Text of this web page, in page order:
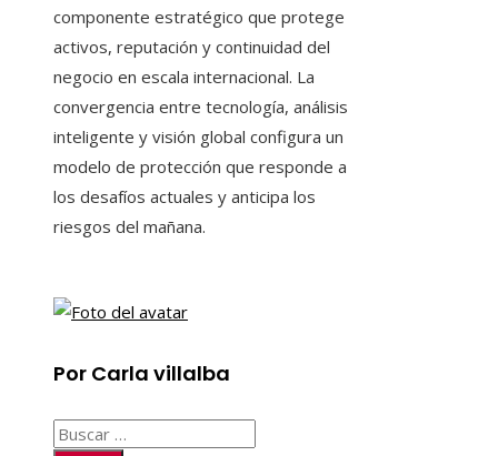
componente estratégico que protege
activos, reputación y continuidad del
negocio en escala internacional. La
convergencia entre tecnología, análisis
inteligente y visión global configura un
modelo de protección que responde a
los desafíos actuales y anticipa los
riesgos del mañana.
Por Carla villalba
Buscar: